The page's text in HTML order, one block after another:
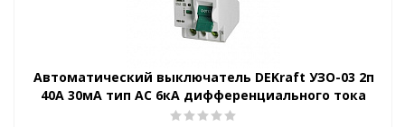
Автоматический выключатель DEKraft УЗО-03 2п
40А 30мА тип AC 6кА дифференциального тока